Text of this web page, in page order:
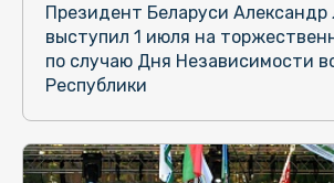
Президент Беларуси Александр
выступил 1 июля на
по случаю Дня Независимости
Республики